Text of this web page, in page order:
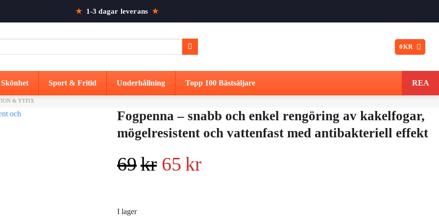
★ 1-3 dagar leverans ★
0KR
Skönhet Sport & Fritid Underhållning Topp 100 Bästsäljare REA
& YTFIX
Fogpenna – snabb och enkel rengöring av kakelfogar,
mögelresistent och vattenfast med antibakteriell effekt
69kr Det
65 krDet
I lager